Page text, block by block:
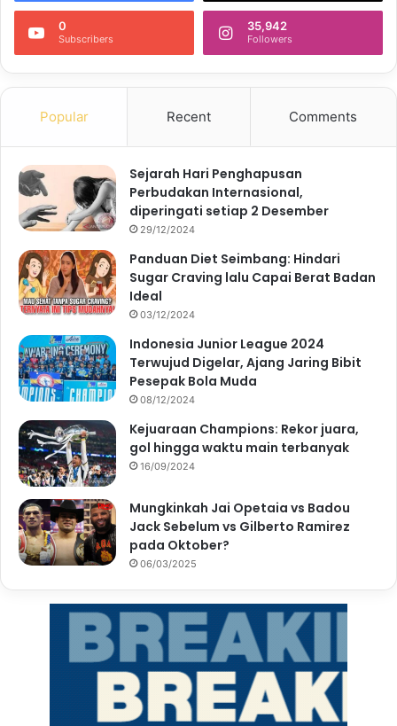
0
Subscribers
35,942
Followers
Popular Recent Comments
Sejarah Hari Penghapusan
Perbudakan Internasional,
diperingati setiap 2 Desember
29/12/2024
Panduan Diet Seimbang: Hindari
Sugar Craving lalu Capai Berat Badan
Ideal
03/12/2024
Indonesia Junior League 2024
Terwujud Digelar, Ajang Jaring Bibit
Pesepak Bola Muda
08/12/2024
Kejuaraan Champions: Rekor juara,
gol hingga waktu main terbanyak
16/09/2024
Mungkinkah Jai Opetaia vs Badou
Jack Sebelum vs Gilberto Ramirez
pada Oktober?
06/03/2025